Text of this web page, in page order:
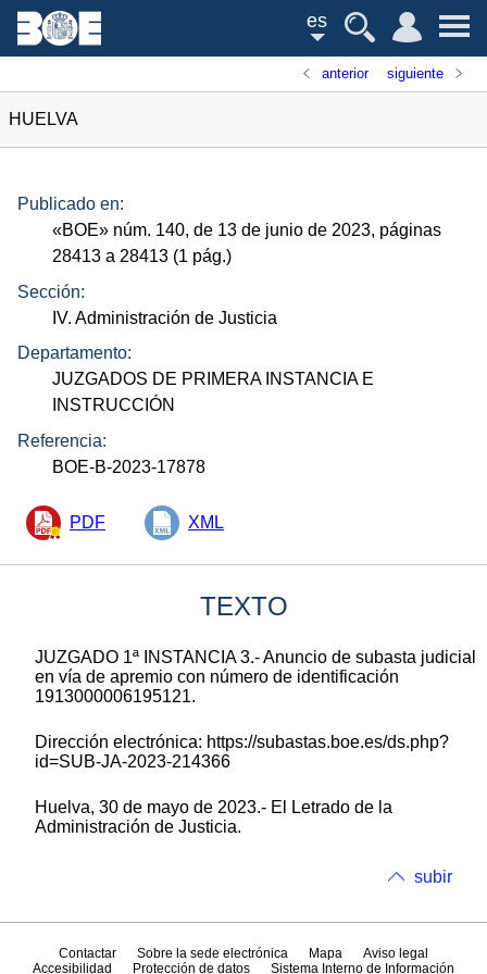
es
anterior siguiente
HUELVA
Publicado en:
«BOE» núm. 140, de 13 de junio de 2023, páginas
28413 a 28413 (1 pág.)
Sección:
IV. Administración de Justicia
Departamento:
JUZGADOS DE PRIMERA INSTANCIA E
INSTRUCCIÓN
Referencia:
BOE-B-2023-17878
PDF XML
TEXTO
JUZGADO 1ª INSTANCIA 3.- Anuncio de subasta judicial
en vía de apremio con número de identificación
1913000006195121.
Dirección electrónica: https://subastas.boe.es/ds.php?
id=SUB-JA-2023-214366
Huelva, 30 de mayo de 2023.- El Letrado de la
Administración de Justicia.
subir
Contactar Sobre la sede electrónica Mapa
Aviso legal
Accesibilidad
Protección de datos Sistema Interno de Información